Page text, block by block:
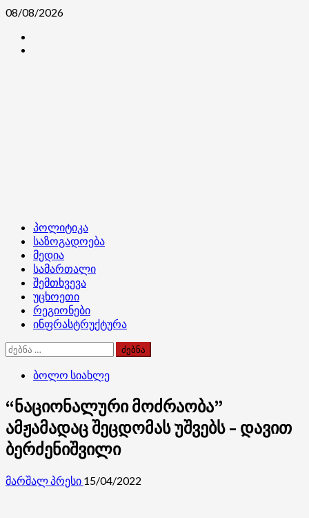
Skip
content
08/08/2026
Primary
Menu
პოლიტიკა
საზოგადოება
მედია
სამართალი
შემთხვევა
უცხოეთი
რეგიონები
ინფრასტრუქტურა
ძებნა:
ბოლო სიახლე
“ნაციონალური მოძრაობა”
ამჟამადაც შეცდომას უშვებს – დავით
ბერძენიშვილი
მარშალ პრესი 15/04/2022